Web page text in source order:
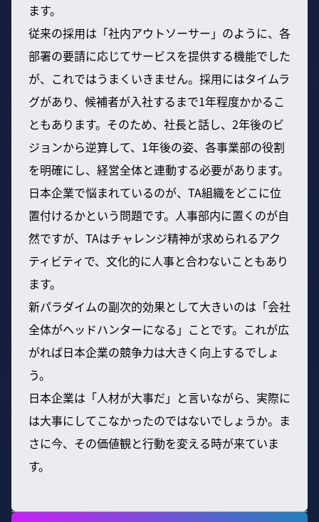
ます。
従来の採用は「社内アウトソーサー」のように、各
部署の要請に応じてサービスを提供する機能でした
が、これではうまくいきません。採用にはタイムラ
グがあり、候補者が入社するまで1年程度かかるこ
ともあります。そのため、社長と話し、2年後のビ
ジョンから逆算して、1年後の姿、各事業部の役割
を明確にし、経営全体と連動する必要があります。
日本企業で悩まれているのが、TA組織をどこに位
置付けるかという問題です。人事部内に置くのが自
然ですが、TAはチャレンジ精神が求められるアク
ティビティで、文化的に人事と合わないこともあり
ます。
新パラダイムの副次的効果として大きいのは「会社
全体がヘッドハンターになる」ことです。これが広
がれば日本企業の競争力は大きく向上するでしょ
う。
日本企業は「人材が大事だ」と言いながら、実際に
は大事にしてこなかったのではないでしょうか。ま
さに今、その価値観と行動を変える時が来ていま
す。